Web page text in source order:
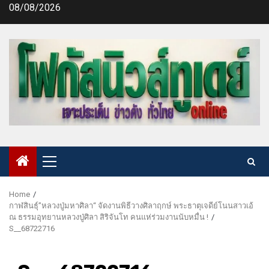
Skip08/08/2026
Primary
Menu
Home
กาฬสินธุ์”หลวงปู่มหาศิลา“ จัดงานพิธีวางศิลาฤกษ์ พระธาตุเจดีย์โนนสาวเอ้
ณ ธรรมอุทยานหลวงปู่ศิลา สิริจันโท คนแห่ร่วมงานนับหมื่น !
S__68722716